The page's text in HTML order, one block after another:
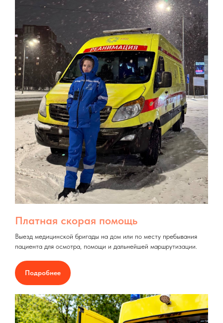
Платная скорая помощь
Выезд медицинской бригады на дом или по месту пребывания
пациента для осмотра, помощи и дальнейшей маршрутизации.
Подробнее